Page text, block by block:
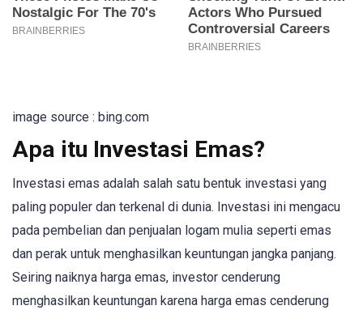
image source : bing.com
Apa itu Investasi Emas?
Investasi emas adalah salah satu bentuk investasi yang
paling populer dan terkenal di dunia. Investasi ini mengacu
pada pembelian dan penjualan logam mulia seperti emas
dan perak untuk menghasilkan keuntungan jangka panjang.
Seiring naiknya harga emas, investor cenderung
menghasilkan keuntungan karena harga emas cenderung